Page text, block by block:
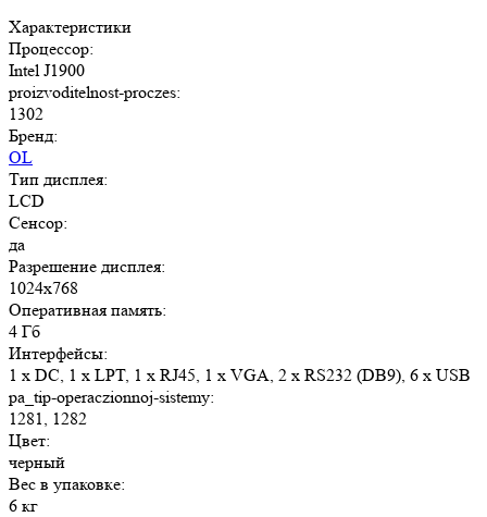
Характеристики
Процессор:
Intel J1900
proizvoditelnost-proczes:
1302
Бренд:
OL
Тип дисплея:
LCD
Сенсор:
да
Разрешение дисплея:
1024x768
Оперативная память:
4 Гб
Интерфейсы:
1 x DC, 1 x LPT, 1 x RJ45, 1 x VGA, 2 х RS232 (DB9), 6 x USB
pa_tip-operaczionnoj-sistemy:
1281, 1282
Цвет:
черный
Вес в упаковке:
6 кг